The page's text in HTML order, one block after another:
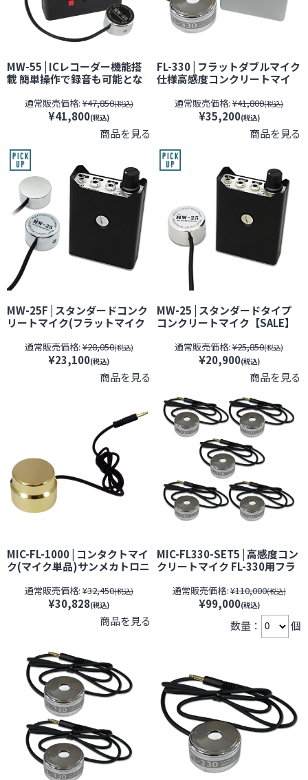
MW-55 | ICレコーダー機能搭
載 簡単操作で録音も可能とな
ク【SALE】【すぐ発(即日発
送)】【サンメカトロニクス】
【期間限定】[期間：～2026年
通常販売価格: ¥47,850(税込)
¥41,800(税込)
商品を見る
FL-330 | フラットダブルマイク
仕様高感度コンクリートマイ
送)】【サンメカトロニクス】
【コンクリートマイク】【壁
マイク】【期間限定】[期間：
通常販売価格: ¥41,800(税込)
¥35,200(税込)
商品を見る
MW-25F | スタンダードコンク
リートマイク(フラットマイク
日発送)】【サンメカトロニク
ス】【壁マイク】【期間限
定】[期間：～2026年8月31
通常販売価格: ¥28,050(税込)
¥23,100(税込)
商品を見る
MW-25 | スタンダードタイプ
コンクリートマイク【SALE】
カトロニクス】【壁マイク】
【期間限定】[期間：～2026年
通常販売価格: ¥25,850(税込)
¥20,900(税込)
商品を見る
MIC-FL-1000 | コンタクトマイ
ク(マイク単品)サンメカトロニ
の多機能コンクリートマイク
FL-1000用【SALE】【すぐ発
(即日発送)】【サンメカトロニ
クス】【期間限定】[期間：～
通常販売価格: ¥32,450(税込)
¥30,828(税込)
商品を見る
MIC-FL330-SET5 | 高感度コン
クリートマイク FL-330用フラ
ットダブルコンタクトマイク5
個セット【すぐ発(即日発送)】
【サンメカトロニクス】
通常販売価格:¥110,000(税込)
¥99,000(税込)
数量： 個